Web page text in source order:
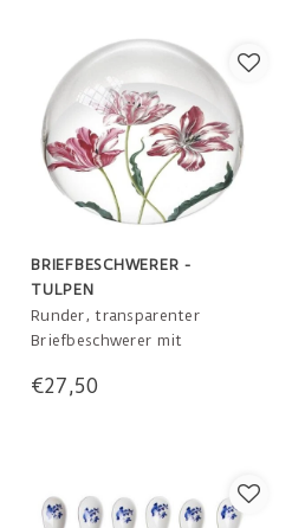
GESTALTUNG
großen Handelsgeschichte.
BRIEFBESCHWERER -
TULPEN
Runder, transparenter
Briefbeschwerer mit
Tulpendruck. Hält alle Ihre
€27,50